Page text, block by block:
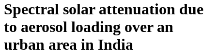
Spectral solar attenuation due
to aerosol loading over an
urban area in India